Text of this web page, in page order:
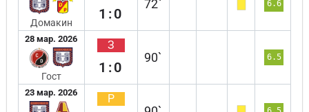
Домакин
1:0
72` 6.6
28 мар. 2026
Гост
З
1:0
90` 6.5
23 мар. 2026 Р